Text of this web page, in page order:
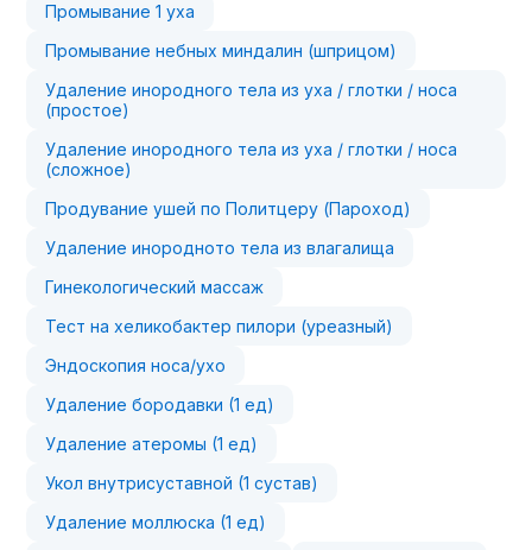
Промывание 1 уха
Промывание небных миндалин (шприцом)
Удаление инородного тела из уха / глотки / носа
(простое)
Удаление инородного тела из уха / глотки / носа
(сложное)
Продувание ушей по Политцеру (Пароход)
Удаление инородното тела из влагалища
Гинекологический массаж
Тест на хеликобактер пилори (уреазный)
Эндоскопия носа/ухо
Удаление бородавки (1 ед)
Удаление атеромы (1 ед)
Укол внутрисуставной (1 сустав)
Удаление моллюска (1 ед)